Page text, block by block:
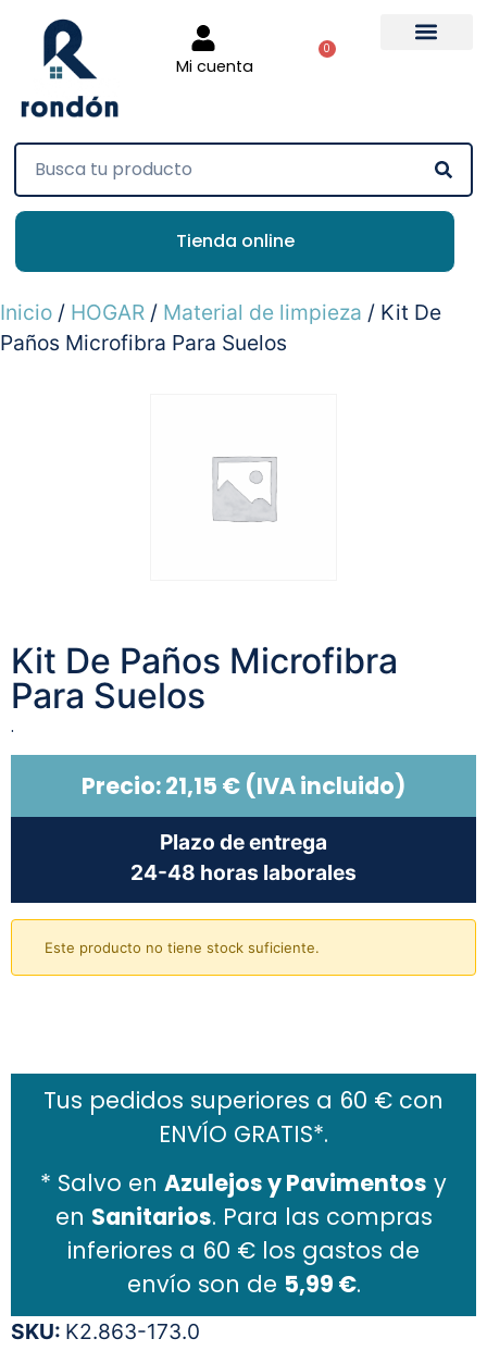
Mi cuenta
0
Tienda online
Inicio / HOGAR / Material de limpieza / Kit De
Paños Microfibra Para Suelos
Kit De Paños Microfibra
Para Suelos
.
Precio:21,15 € (IVA incluido)
Plazo de entrega
24-48 horas laborales
Este producto no tiene stock suficiente.
Tus pedidos superiores a 60 € con
ENVÍO GRATIS*.
* Salvo en Azulejos y Pavimentos y
en Sanitarios. Para las compras
inferiores a 60 € los gastos de
envío son de 5,99 €.
SKU: K2.863-173.0